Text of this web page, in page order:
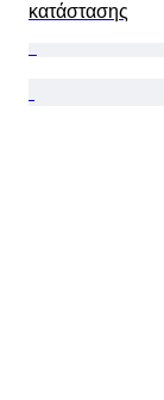
κατάστασης